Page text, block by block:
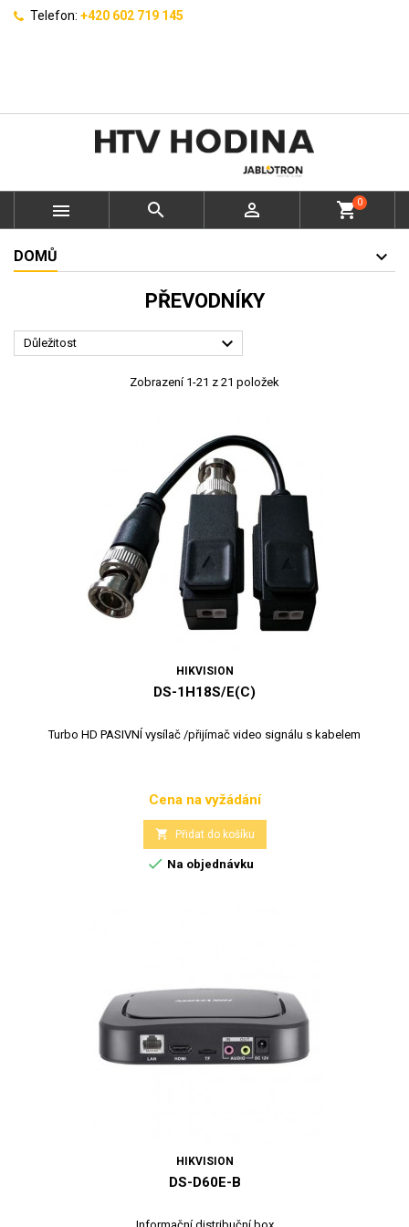
Telefon: +420 602 719 145
   shopping_cart0
DOMŮ
PŘEVODNÍKY
Důležitost 
Zobrazení 1-21 z 21 položek
HIKVISION
DS-1H18S/E(C)
Turbo HD PASIVNÍ vysílač /přijímač video signálu s kabelem
Cena
Cena na vyžádání
 Přidat do košíku
 Na objednávku
HIKVISION
DS-D60E-B